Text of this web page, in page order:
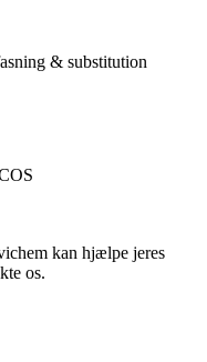
& substitution
kan hjælpe jeres
os.